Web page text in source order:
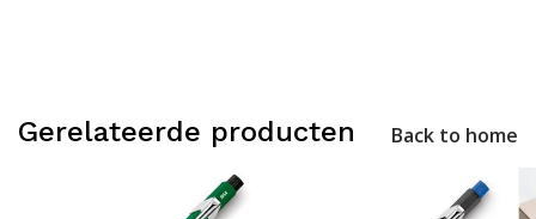
Gerelateerde producten Back to home